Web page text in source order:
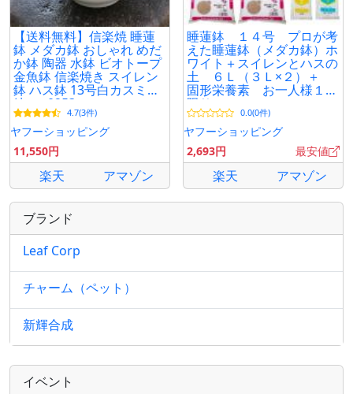
【送料無料】信楽焼 睡蓮
鉢 メダカ鉢 おしゃれ めだ
か鉢 陶器 水鉢 ビオトープ
金魚鉢 信楽焼き スイレン
鉢 ハス鉢 13号白カスミ水
鉢 su-0253
4.7(3件)
ヤフーショッピング
11,550円
楽天 アマゾン
睡蓮鉢 １４号 プロが考
えた睡蓮鉢（メダカ鉢）ホ
ワイト＋スイレンとハスの
土 ６Ｌ（３Ｌ×２）＋
固形栄養素 お一人様１点
限り
0.0(0件)
ヤフーショッピング
2,693円
最安値
楽天 アマゾン
ブランド
Leaf Corp
チャーム（ペット）
新輝合成
イベント